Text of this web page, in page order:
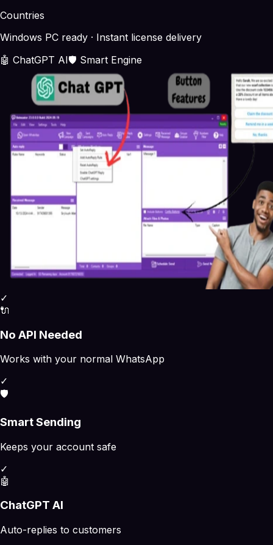
Countries
Windows PC ready · Instant license delivery
🤖 ChatGPT AI🛡️ Smart Engine
✓
🔌
No API Needed
Works with your normal WhatsApp
✓
🛡️
Smart Sending
Keeps your account safe
✓
🤖
ChatGPT AI
Auto-replies to customers